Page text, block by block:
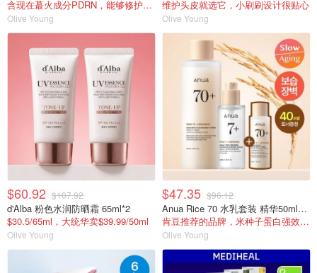
含现在蕞火成分PDRN，能够修护皮肤
Olive Young
维护头皮就选它，小刷刷设计很贴心
Olive Young
$60.92 $107.92
d'Alba 粉色水润防晒霜 65ml*2
$30.5/65ml，大统华卖$39.99/50ml
Olive Young
$47.35 $96.12
Anua Rice 70 水乳套装 精华50ml+爽肤水250ml
肯豆推荐的品牌，米种子蛋白强效滋养和补水
Olive Young